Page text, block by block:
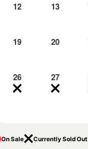
12 13
19 20
26 27
On Sale Currently Sold Out